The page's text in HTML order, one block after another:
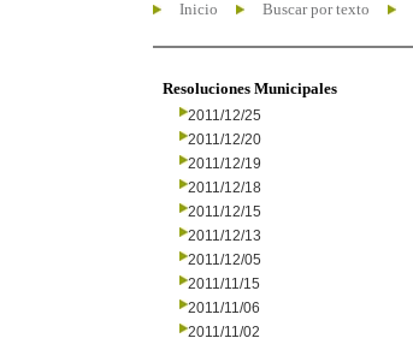
Inicio Buscar por texto
Resoluciones Municipales
2011/12/25
2011/12/20
2011/12/19
2011/12/18
2011/12/15
2011/12/13
2011/12/05
2011/11/15
2011/11/06
2011/11/02